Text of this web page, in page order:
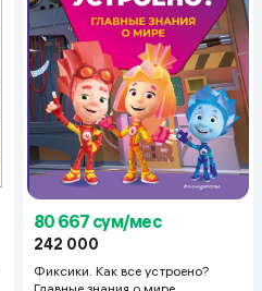
80 667 сум/мес
242 000
Фиксики. Как все устроено?